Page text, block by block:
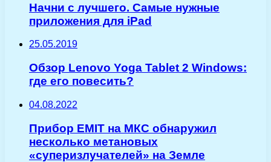
Начни с лучшего. Самые нужные
приложения для iPad
25.05.2019
Обзор Lenovo Yoga Tablet 2 Windows:
где его повесить?
04.08.2022
Прибор EMIT на МКС обнаружил
несколько метановых
«суперизлучателей» на Земле